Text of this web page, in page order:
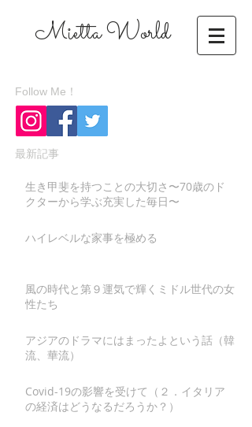
Mietta World
​Follow Me！
最新記事
生き甲斐を持つことの大切さ〜70歳のド
クターから学ぶ充実した毎日〜
ハイレベルな家事を極める
風の時代と第９運気で輝くミドル世代の女
性たち
アジアのドラマにはまったよという話（韓
流、華流）
Covid-19の影響を受けて（２．イタリア
の経済はどうなるだろうか？）